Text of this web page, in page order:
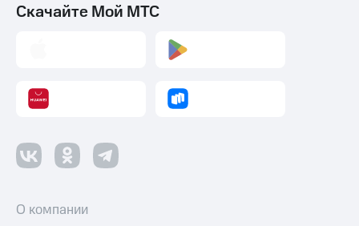
Скачайте Мой МТС
О компании